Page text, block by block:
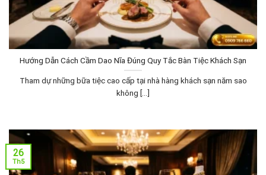
Hướng Dẫn Cách Cầm Dao Nĩa Đúng Quy Tắc Bàn Tiệc Khách Sạn
Tham dự những bữa tiệc cao cấp tại nhà hàng khách sạn năm sao
không [...]
26
Th5